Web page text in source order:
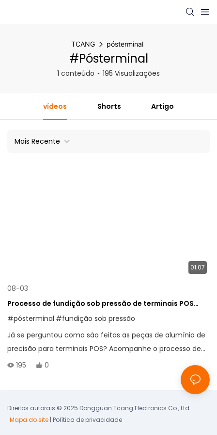
TCANG pósterminal
#pósterminal
1 conteúdo 195 Visualizações
vídeos Shorts Artigo
Mais Recente
01:07
08-03
Processo de fundição sob pressão de terminais POS
para componentes de alumínio
#pósterminal #fundição sob pressão
Já se perguntou como são feitas as peças de alumínio de
precisão para terminais POS? Acompanhe o processo de
fundição passo a passo.
195 0
Direitos autorais © 2025 Dongguan Tcang Electronics Co., Ltd.
Mapa do site | Política de privacidade